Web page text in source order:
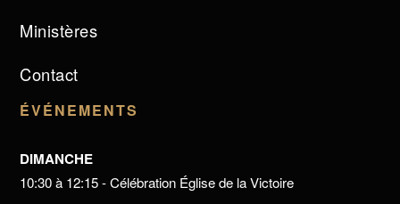
Ministères
Contact
ÉVÉNEMENTS
DIMANCHE
10:30 à 12:15 - Célébration Église de la Victoire